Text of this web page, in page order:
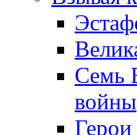
Семь
войны